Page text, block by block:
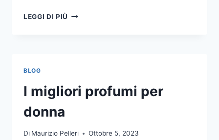
LEGGI DI PIÙ
VIDEO
BLOG
I migliori profumi per
donna
Di Maurizio Pelleri Ottobre 5, 2023